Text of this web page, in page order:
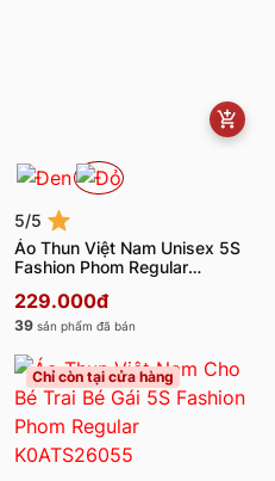
5/5
Áo Thun Việt Nam Unisex 5S
Fashion Phom Regular
229.000đ
39 sản phẩm đã bán
Chỉ còn tại cửa hàng